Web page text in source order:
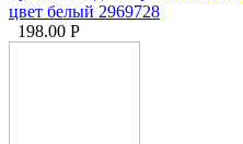
цвет белый 2969728
198.00 Р